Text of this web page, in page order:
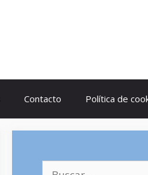
Contacto Política de